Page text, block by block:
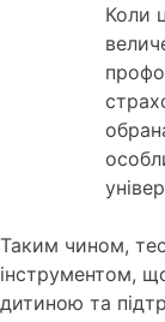
Коли
Таким чином,
інструментом,
дитиною та